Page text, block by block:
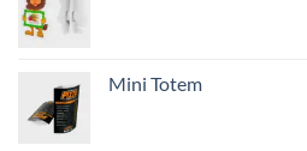
Mini Totem